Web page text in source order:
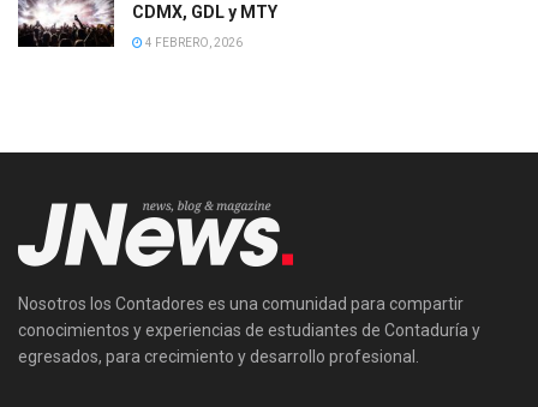
CDMX, GDL y MTY
4 FEBRERO, 2026
Nosotros los Contadores es una comunidad para compartir
conocimientos y experiencias de estudiantes de Contaduría y
egresados, para crecimiento y desarrollo profesional.